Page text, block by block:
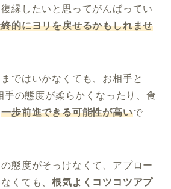
縁したいと思ってがんばってい
的にヨリを戻せるかもしれませ
ではいかなくても、お相手と
手の態度が柔らかくなったり、食
一歩前進できる可能性が高いで
態度がそっけなくて、アプロー
くても、根気よくコツコツアプ